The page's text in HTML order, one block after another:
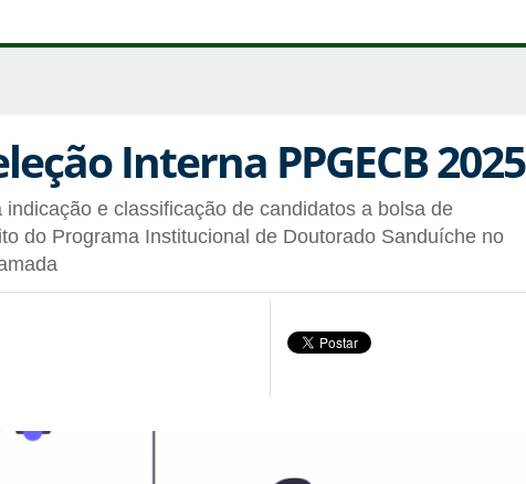
Interna PPGECB 2025
e classificação de candidatos a bolsa de
do Programa Institucional de Doutorado Sanduíche no